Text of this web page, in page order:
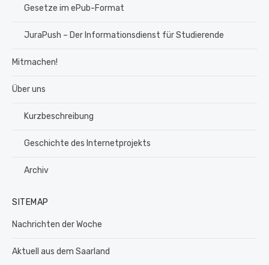
Gesetze im ePub-Format
JuraPush – Der Informationsdienst für Studierende
Mitmachen!
Über uns
Kurzbeschreibung
Geschichte des Internetprojekts
Archiv
SITEMAP
Nachrichten der Woche
Aktuell aus dem Saarland